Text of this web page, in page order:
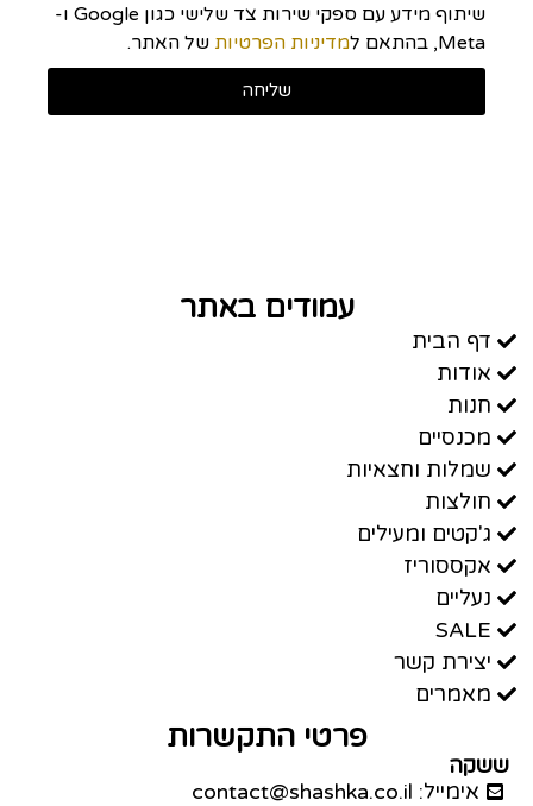
שיתוף מידע עם ספקי שירות צד שלישי כגון Google ו-
Meta, בהתאם ל
מדיניות הפרטיות של האתר.
שליחה
עמודים באתר
דף הבית
אודות
חנות
מכנסיים
שמלות וחצאיות
חולצות
ג'קטים ומעילים
אקססוריז
נעליים
SALE
יצירת קשר
מאמרים
פרטי התקשרות
ששקה
אימייל: contact@shashka.co.il